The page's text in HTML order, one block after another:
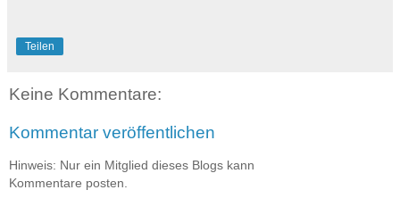
Teilen
Keine Kommentare:
Kommentar veröffentlichen
Hinweis: Nur ein Mitglied dieses Blogs kann
Kommentare posten.